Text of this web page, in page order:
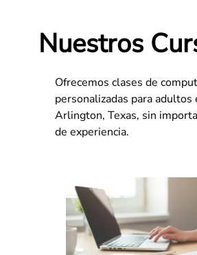
Nuestros
Ofrecemos clases de
personalizadas para adultos
Arlington, Texas, sin
de experiencia.